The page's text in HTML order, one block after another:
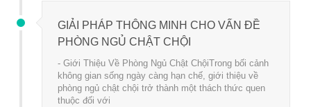
GIẢI PHÁP THÔNG MINH CHO VẤN ĐỀ
PHÒNG NGỦ CHẬT CHỘI
- Giới Thiệu Về Phòng Ngủ Chật ChộiTrong bối cảnh
không gian sống ngày càng hạn chế, giới thiệu về
phòng ngủ chật chội trở thành một thách thức quen
thuộc đối với